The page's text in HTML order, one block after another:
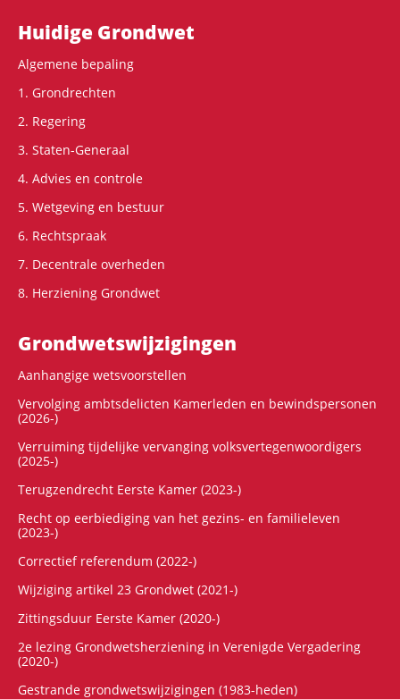
Hoofdnavigatie
Huidige Grondwet
Algemene bepaling
1. Grondrechten
2. Regering
3. Staten-Generaal
4. Advies en controle
5. Wetgeving en bestuur
6. Rechtspraak
7. Decentrale overheden
8. Herziening Grondwet
Grondwets­wijzigingen
Aanhangige wetsvoorstellen
Vervolging ambtsdelicten Kamerleden en bewindspersonen
(2026-)
Verruiming tijdelijke vervanging volksvertegenwoordigers
(2025-)
Terugzendrecht Eerste Kamer (2023-)
Recht op eerbiediging van het gezins- en familieleven
(2023-)
Correctief referendum (2022-)
Wijziging artikel 23 Grondwet (2021-)
Zittingsduur Eerste Kamer (2020-)
2e lezing Grondwetsherziening in Verenigde Vergadering
(2020-)
Gestrande grondwetswijzigingen (1983-heden)